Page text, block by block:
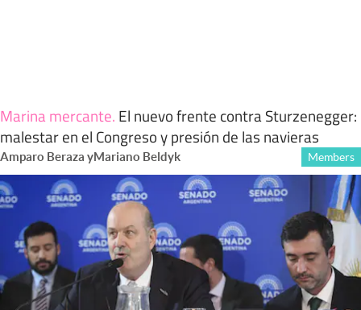
Marina mercante. El nuevo frente contra Sturzenegger:
malestar en el Congreso y presión de las navieras
Amparo Beraza yMariano Beldyk Members